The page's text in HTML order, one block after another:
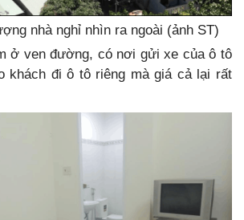
nhà nghỉ nhìn ra ngoài (ảnh ST)
ở ven đường, có nơi gửi xe của ô tô
khách đi ô tô riêng mà giá cả lại rất